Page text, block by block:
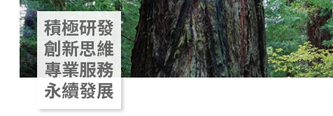
積極研發
創新思維
專業服務
永續發展